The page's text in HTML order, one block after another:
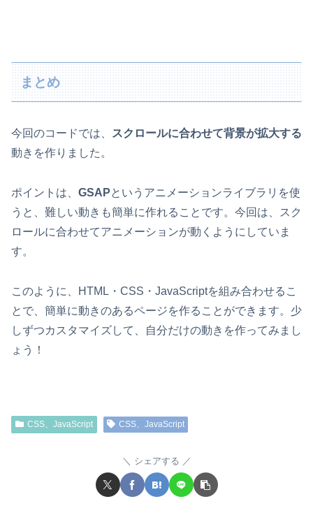
まとめ
今回のコードでは、
スクロールに合わせて背景が拡大する
動きを作りました。
ポイントは、 GSAPというアニメーションライブラリを使
うと、難しい動きも簡単に作れることです。今回は、スク
ロールに合わせてアニメーションが動くようにしていま
す。
このように、HTML・CSS・JavaScriptを組み合わせるこ
とで、簡単に動きのあるページを作ることができます。少
しずつカスタマイズして、自分だけの動きを作ってみまし
ょう！
CSS、JavaScript CSS、JavaScript
シェアする